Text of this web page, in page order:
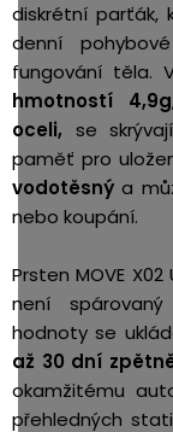
diskrétní parťák,
denní
fungování těla.
hmotností 4,9g
oceli, se
paměť pro
vodotěsný a
nebo koupání.
Prsten MOVE
není
hodnoty se
až 30 dní
okamžitému
přehledných